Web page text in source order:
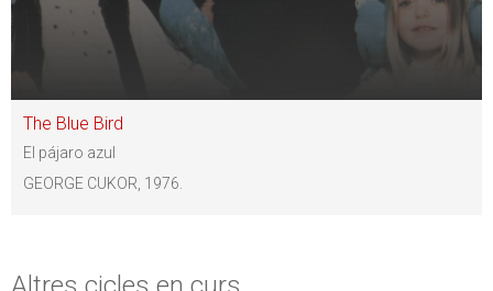
The Blue Bird
El pájaro azul
GEORGE CUKOR, 1976.